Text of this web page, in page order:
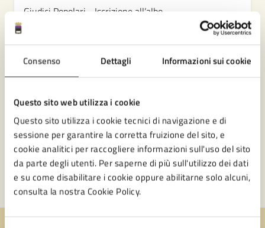
Consenso Dettagli Informazioni sui cookie
Questo sito web utilizza i cookie
Questo sito utilizza i cookie tecnici di navigazione e di
sessione per garantire la corretta fruizione del sito, e
cookie analitici per raccogliere informazioni sull'uso del sito
da parte degli utenti. Per saperne di più sull'utilizzo dei dati
e su come disabilitare i cookie oppure abilitarne solo alcuni,
consulta la nostra Cookie Policy.
Giudici Popolari - Iscrizione all’albo
Iscrizione nelle liste elettorali di Cittadini
dell’Unione Europea
Vedi altri 6